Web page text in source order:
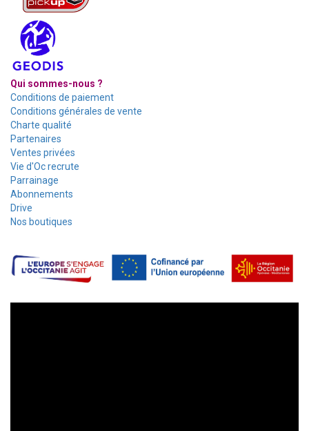
Qui sommes-nous ?
Conditions de paiement
Conditions générales de vente
Charte qualité
Partenaires
Ventes privées
Vie d'Oc recrute
Parrainage
Abonnements
Drive
Nos boutiques